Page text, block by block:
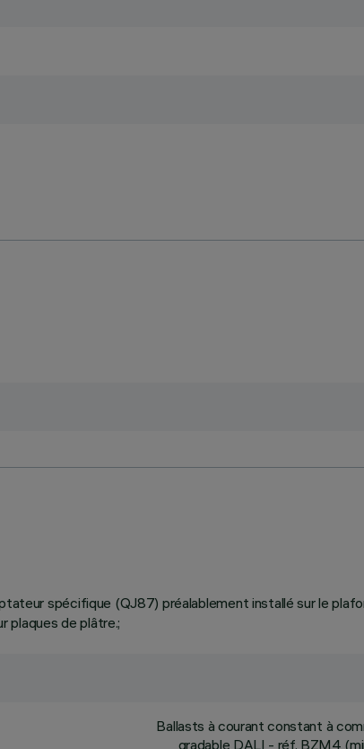
spécifique (QJ87) préalablement installé sur le
plaques de plâtre.;
Ballasts à courant constant à
gradable DALI - réf. BZM4